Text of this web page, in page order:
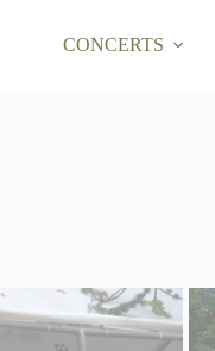
CONCERTS